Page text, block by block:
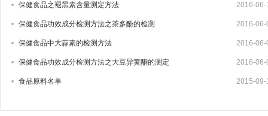
法生产固体饮料还很少，只有少部分附加值较高的产品如速溶茶粉、咖啡粉中应
用。2、流化床造粒 造粒技术有湿法造粒、干法造粒、快速搅拌制粒技术以及流
干燥等3个步骤在密闭容器内一次完成的新型制粒技术，可大大减少辅料量，制
出的颗粒大小均匀，效果好。1959年，美国威斯康星州的Wurster博士首先提出
于20世纪80年代相...
保健食品之褪黑素含量测定方法 2016-06-
保健食品功效成分检测方法之茶多酚的检测 2016-06-
保健食品中大蒜素的检测方法 2016-06-
保健食品功效成分检测方法之大豆异黄酮的测定 2016-06-
食品原料名单 2015-09-